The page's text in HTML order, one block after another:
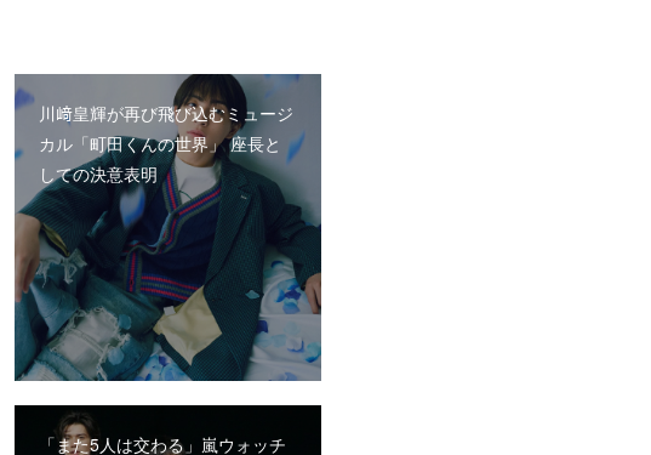
川﨑皇輝が再び飛び込むミュージ
カル「町田くんの世界」 座長と
しての決意表明
「また5人は交わる」嵐ウォッチ